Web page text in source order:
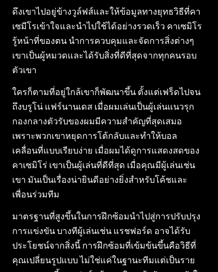
ดึงเขาไปอยู่ข้างวูล์ฟส์และให้ข้อมูลทางยุทธวิธีที่คา
เซมีโรเข้าใจและนำไปใช้ได้อย่างรวดเร็ว คาเซมิโร
รู้หน้าที่ของตน นำการควบคุมและจัดการสิ่งต่างๆ
เขาเป็นผู้หมวดและได้รับสิ่งที่ดีที่สุดจากทุกคนรอบ
ตัวเขา
ใครก็ตามที่อยู่ใกล้เขาก็พัฒนาขึ้น ตั้งแต่เฟร็ดไปจน
ถึงบรูโน่ แฟร์นานเดส เมื่อผมเล่นเป็นผู้เล่นแนวรุก
กองกลางตัวรับของผมมีความสำคัญที่สุดเสมอ
เพราะพวกเขาหยุดการโต้กลับและทำให้บอล
เคลื่อนที่แบบเรียบง่าย เมื่อผมได้ดูการแสดงสดของ
คาเซมิโร่ เขาเป็นผู้เล่นที่ดีที่สุด เมื่อคุณมีผู้เล่นเช่น
เขา มันเป็นเรื่องน่ายินดีอย่างยิ่งสำหรับโค้ชและ
เพื่อนร่วมทีม
มาตรฐานที่สูงขึ้นในการฝึกซ้อมนำไปสู่การปรับปรุง
การแข่งขัน บางทีผู้เล่นเช่น แรชฟอร์ด อาจได้รับ
ประโยชน์จากสิ่งนี้ การฝึกซ้อมที่เข้มข้นขึ้นคือวิธีที่
คุณเปลี่ยนรูปแบบ ไม่ใช่แค่ในฐานะทีมแต่เป็นราย